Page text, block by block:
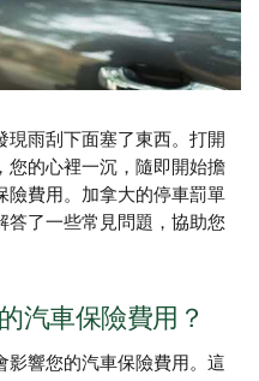
現雨刮下面塞了東西。打開
您的心裡一沉，隨即開始擔
險費用。加拿大的停車罰單
答了一些常見問題，協助您
汽車保險費用？
影響您的汽車保險費用。這